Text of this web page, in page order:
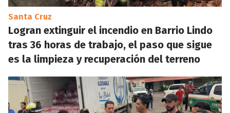
Santa Cruz
Logran extinguir el incendio en Barrio Lindo
tras 36 horas de trabajo, el paso que sigue
es la limpieza y recuperación del terreno